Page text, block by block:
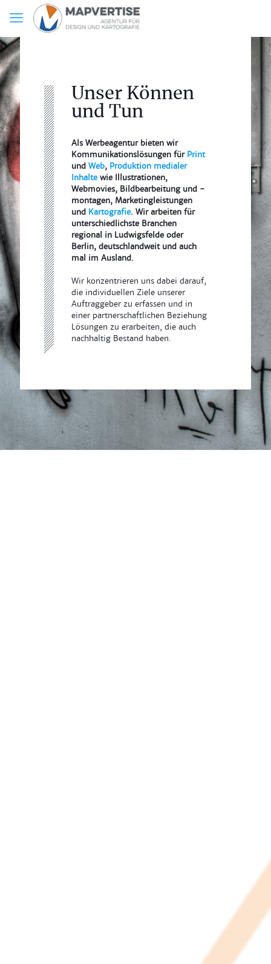
Unser Können
und Tun
Als Werbeagentur bieten wir
Kommunikationslösungen für Print
undWeb, Produktion medialer
Inhalte wie Illustrationen,
Webmovies, Bildbearbeitung und -
montagen, Marketingleistungen
und Kartografie. Wir arbeiten für
unterschiedlichste Branchen
regional in Ludwigsfelde oder
Berlin, deutschlandweit und auch
mal im Ausland.
Wir konzentrieren uns dabei darauf,
die individuellen Ziele unserer
Auftraggeber zu erfassen und in
einer partnerschaftlichen Beziehung
Lösungen zu erarbeiten, die auch
nachhaltig Bestand haben.